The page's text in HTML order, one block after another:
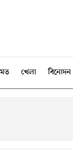
খেলা বিনোদন